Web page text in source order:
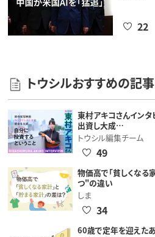
22
トウシルおすすめの記事
東村アキコさんイン
出資し大成…
トウシル編集チーム
49
物価高で「貧しくなる
つ"の違い
しま
34
60歳で定年を迎えた